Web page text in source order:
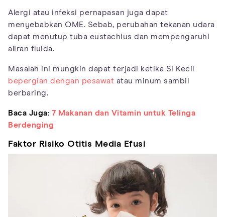
Alergi atau infeksi pernapasan juga dapat
menyebabkan OME. Sebab, perubahan tekanan udara
dapat menutup tuba eustachius dan mempengaruhi
aliran fluida.
Masalah ini mungkin dapat terjadi ketika Si Kecil
bepergian dengan pesawat atau minum sambil
berbaring.
Baca Juga: 7 Makanan dan Vitamin untuk Telinga
Berdenging
Faktor Risiko Otitis Media Efusi